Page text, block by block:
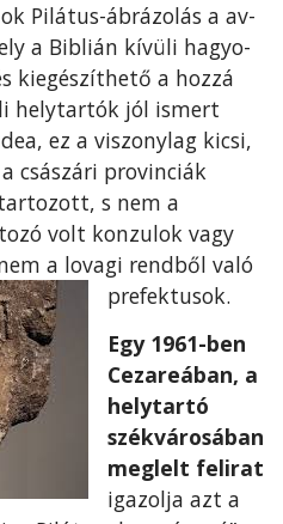
Pilátus-ábrázolás a av­
a Biblián kívüli hagyo­
kiegészíthető a hozzá
helytartók jól ismert
ez a viszonylag kicsi,
császári provinciák
s nem a
volt konzulok vagy
a lovagi rendből való
prefektusok.
Egy 1961-ben
Cezareában, a
helytartó
székvárosában
meglelt felirat
igazolja azt a